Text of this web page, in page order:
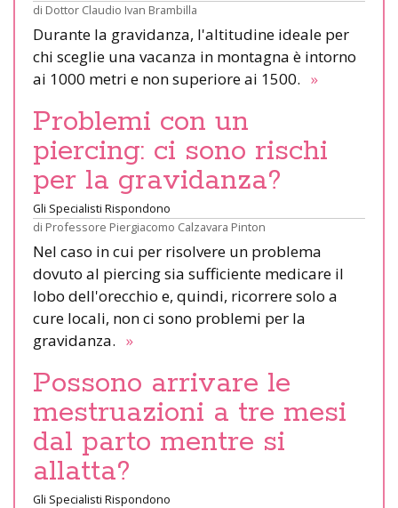
di Dottor Claudio Ivan Brambilla
Durante la gravidanza, l'altitudine ideale per
chi sceglie una vacanza in montagna è intorno
ai 1000 metri e non superiore ai 1500. »
Problemi con un
piercing: ci sono rischi
per la gravidanza?
Gli Specialisti Rispondono
di Professore Piergiacomo Calzavara Pinton
Nel caso in cui per risolvere un problema
dovuto al piercing sia sufficiente medicare il
lobo dell'orecchio e, quindi, ricorrere solo a
cure locali, non ci sono problemi per la
gravidanza. »
Possono arrivare le
mestruazioni a tre mesi
dal parto mentre si
allatta?
Gli Specialisti Rispondono